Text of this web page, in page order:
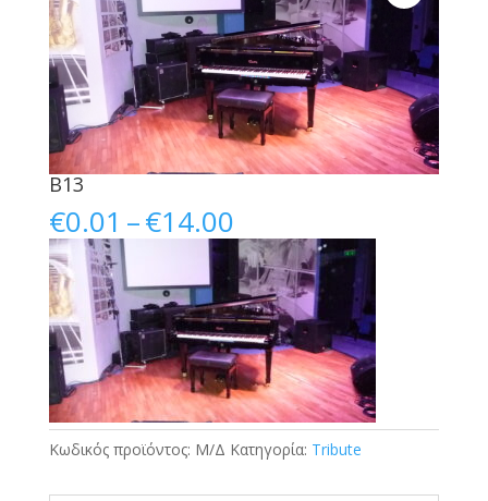
B13
€0.01 –€14.00Price
range:
€0.01
through
€14.00
Κωδικός προϊόντος: Μ/Δ Κατηγορία: Tribute